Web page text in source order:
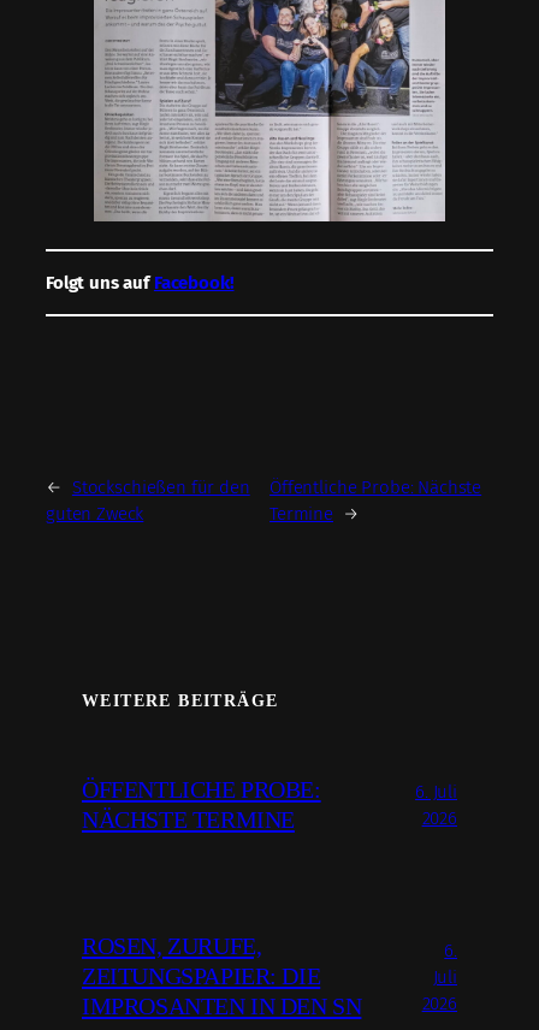
Folgt uns aufFacebook!
← Stockschießen für den
guten Zweck
Öffentliche Probe: Nächste
Termine →
WEITERE BEITRÄGE
ÖFFENTLICHE PROBE:
NÄCHSTE TERMINE
6. Juli
2026
ROSEN, ZURUFE,
ZEITUNGSPAPIER: DIE
IMPROSANTEN IN DEN SN
6.
Juli
2026